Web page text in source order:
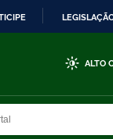
ALTO